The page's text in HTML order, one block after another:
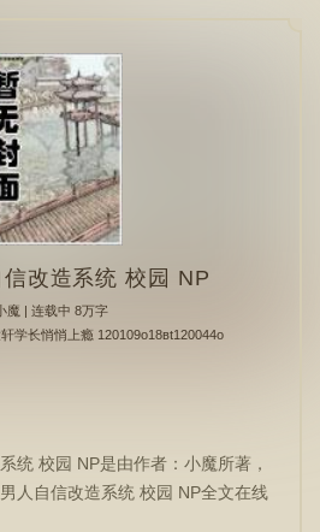
改造系统 校园 NP
魔 | 连载中 8万字
学长悄悄上瘾 120109o18вt120044o
统 校园 NP是由作者：小魔所著，
人自信改造系统 校园 NP全文在线